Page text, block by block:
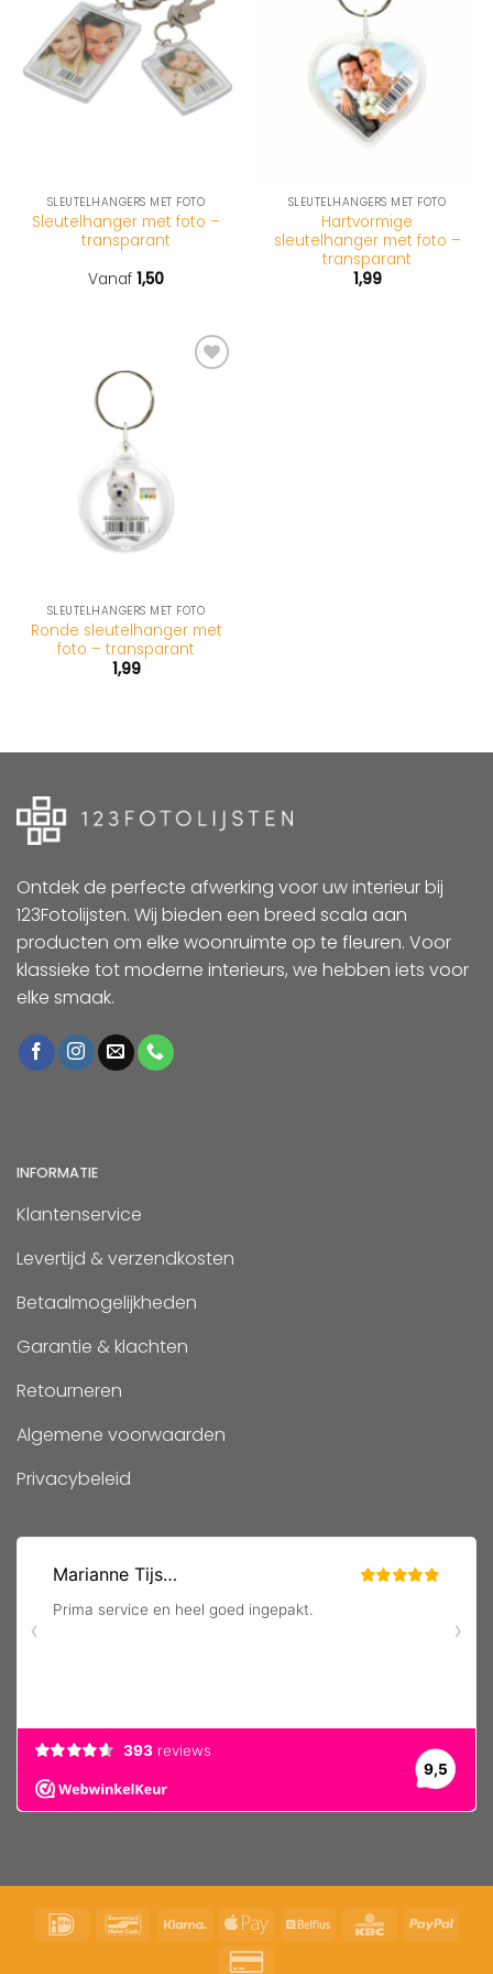
SLEUTELHANGERS MET FOTO
Sleutelhanger met foto –
transparant
Vanaf 1,50
SLEUTELHANGERS MET FOTO
Hartvormige
sleutelhanger met foto –
transparant
1,99
SLEUTELHANGERS MET FOTO
Ronde sleutelhanger met
foto – transparant
1,99
Ontdek de perfecte afwerking voor uw interieur bij
123Fotolijsten. Wij bieden een breed scala aan
producten om elke woonruimte op te fleuren. Voor
klassieke tot moderne interieurs, we hebben iets voor
elke smaak.
INFORMATIE
Klantenservice
Levertijd & verzendkosten
Betaalmogelijkheden
Garantie & klachten
Retourneren
Algemene voorwaarden
Privacybeleid
IDeal BancontactKlarna Apple
Belfius KBC